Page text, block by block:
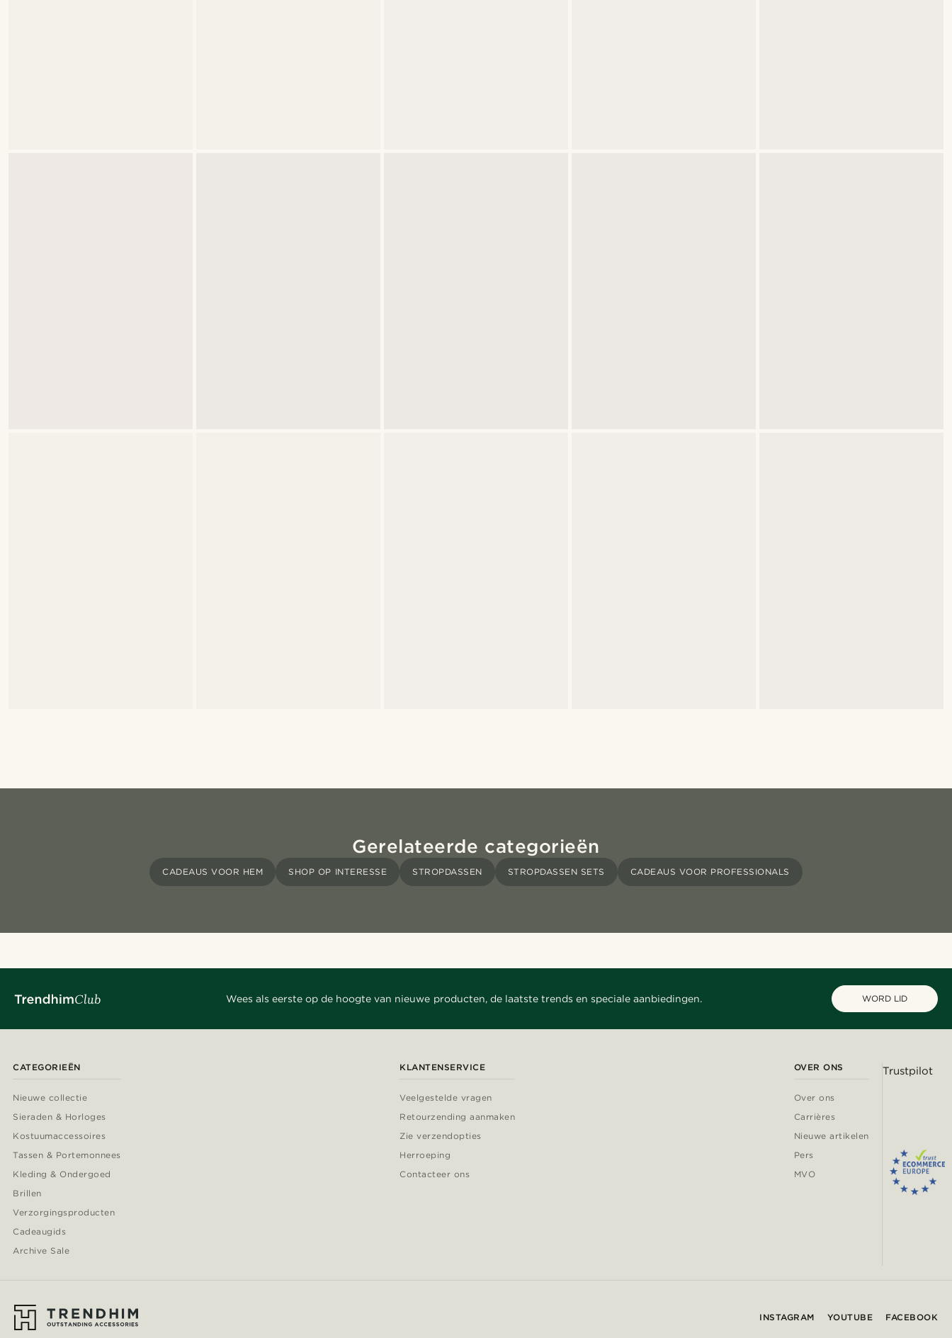
Gerelateerde categorieën
CADEAUS VOOR HEM SHOP OP INTERESSE STROPDASSEN STROPDASSEN SETS CADEAUS VOOR PROFESSIONALS
Wees als eerste op de hoogte van nieuwe producten, de laatste trends en speciale aanbiedingen. WORD LID
CATEGORIEËN
Nieuwe collectie
Sieraden & Horloges
Kostuumaccessoires
Tassen & Portemonnees
Kleding & Ondergoed
Brillen
Verzorgingsproducten
Cadeaugids
Archive Sale
KLANTENSERVICE
Veelgestelde vragen
Retourzending aanmaken
Zie verzendopties
Herroeping
Contacteer ons
OVER ONS
Over ons
Carrières
Nieuwe artikelen
Pers
MVO
Trustpilot
INSTAGRAM YOUTUBE FACEBOOK